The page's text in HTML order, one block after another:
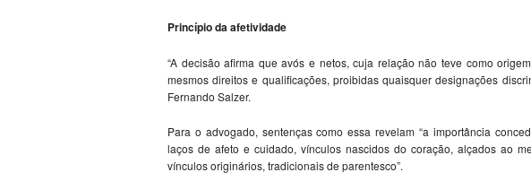
Princípio da afetividade
“A decisão afirma que avós e netos, cuja relação não teve como
mesmos direitos e qualificações, proibidas quaisquer designações
Fernando Salzer.
Para o advogado, sentenças como essa revelam “a importância
laços de afeto e cuidado, vínculos nascidos do coração, alçados ao
vínculos originários, tradicionais de parentesco”.